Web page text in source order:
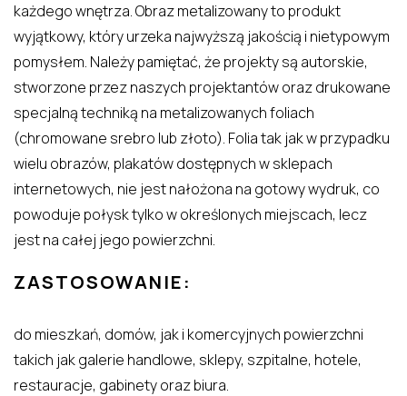
każdego wnętrza. Obraz metalizowany to produkt
wyjątkowy, który urzeka najwyższą jakością i nietypowym
pomysłem. Należy pamiętać, że projekty są autorskie,
stworzone przez naszych projektantów oraz drukowane
specjalną techniką na metalizowanych foliach
(chromowane srebro lub złoto). Folia tak jak w przypadku
wielu obrazów, plakatów dostępnych w sklepach
internetowych, nie jest nałożona na gotowy wydruk, co
powoduje połysk tylko w określonych miejscach, lecz
jest na całej jego powierzchni.
ZASTOSOWANIE:
do mieszkań, domów, jak i komercyjnych powierzchni
takich jak galerie handlowe, sklepy, szpitalne, hotele,
restauracje, gabinety oraz biura.